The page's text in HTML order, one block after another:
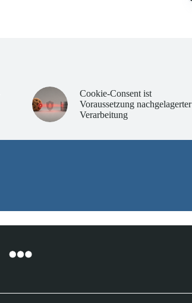
Cookie-Consent ist
Voraussetzung nachgelagerter
Verarbeitung